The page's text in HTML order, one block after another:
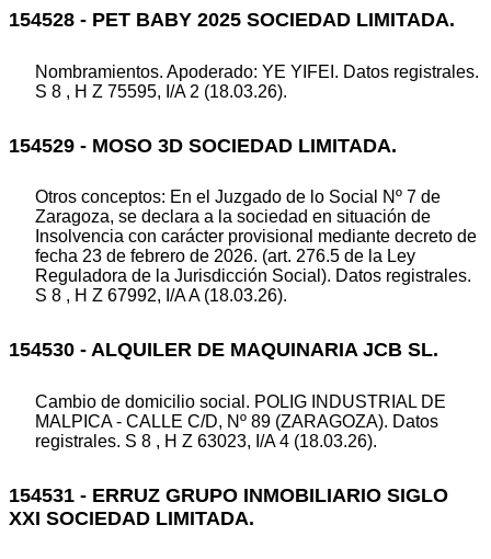
154528 - PET BABY 2025 SOCIEDAD LIMITADA.
Nombramientos. Apoderado: YE YIFEI. Datos registrales.
S 8 , H Z 75595, I/A 2 (18.03.26).
154529 - MOSO 3D SOCIEDAD LIMITADA.
Otros conceptos: En el Juzgado de lo Social Nº 7 de
Zaragoza, se declara a la sociedad en situación de
Insolvencia con carácter provisional mediante decreto de
fecha 23 de febrero de 2026. (art. 276.5 de la Ley
Reguladora de la Jurisdicción Social). Datos registrales.
S 8 , H Z 67992, I/A A (18.03.26).
154530 - ALQUILER DE MAQUINARIA JCB SL.
Cambio de domicilio social. POLIG INDUSTRIAL DE
MALPICA - CALLE C/D, Nº 89 (ZARAGOZA). Datos
registrales. S 8 , H Z 63023, I/A 4 (18.03.26).
154531 - ERRUZ GRUPO INMOBILIARIO SIGLO
XXI SOCIEDAD LIMITADA.